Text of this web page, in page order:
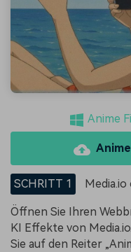
Anime
SCHRITT 1
Öffnen Sie Ihren
KI Effekte von
Sie auf den Reiter